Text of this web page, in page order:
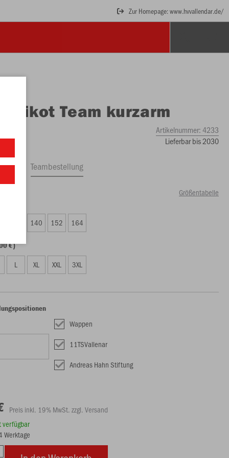
Zur Homepage: www.hvvallendar.de/
Trikot Team kurzarm
Artikelnummer:4233
Lieferbar bis 2030
Teambestellung
Größentabelle
140 152 164
€)
L XL XXL 3XL
Wappen
11TSVallenar
Andreas Hahn Stiftung
Preis inkl. 19% MwSt. zzgl. Versand
verfügbar
Werktage